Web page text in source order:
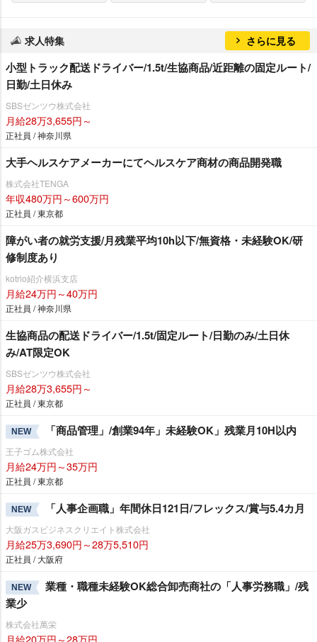
求人特集 さらに見る
小型トラック配送ドライバー/1.5t/生協商品/近距離の固定ルート/
日勤/土日休み
SBSゼンツウ株式会社
月給28万3,655円～
正社員 / 神奈川県
大手ヘルスケアメーカーにてヘルスケア商材の商品開発職
株式会社TENGA
年収480万円～600万円
正社員 / 東京都
障がい者の就労支援/月残業平均10h以下/無資格・未経験OK/研
修制度あり
kotrio紹介横浜支店
月給24万円～40万円
正社員 / 神奈川県
生協商品の配送ドライバー/1.5t/固定ルート/日勤のみ/土日休
み/AT限定OK
SBSゼンツウ株式会社
月給28万3,655円～
正社員 / 東京都
NEW 「商品管理」/創業94年」未経験OK」残業月10H以内
王子ゴム株式会社
月給24万円～35万円
正社員 / 東京都
NEW 「人事企画職」年間休日121日/フレックス/賞与5.4カ月
大阪ガスビジネスクリエイト株式会社
月給25万3,690円～28万5,510円
正社員 / 大阪府
NEW
業種・職種未経験OK総合卸売商社の「人事労務職」/残
業少
株式会社萬栄
月給20万円～28万円